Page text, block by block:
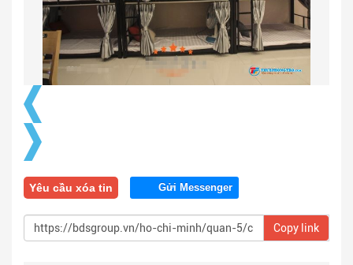
Yêu cầu xóa tin Gửi Messenger
Copy link